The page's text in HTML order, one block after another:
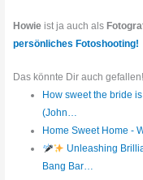
Howie ist ja auch als
persönliches Fotoshooting!
Das könnte Dir auch gefallen!
How sweet the bride
(John…
Home Sweet Home -
Unleashing
Bang Bar…